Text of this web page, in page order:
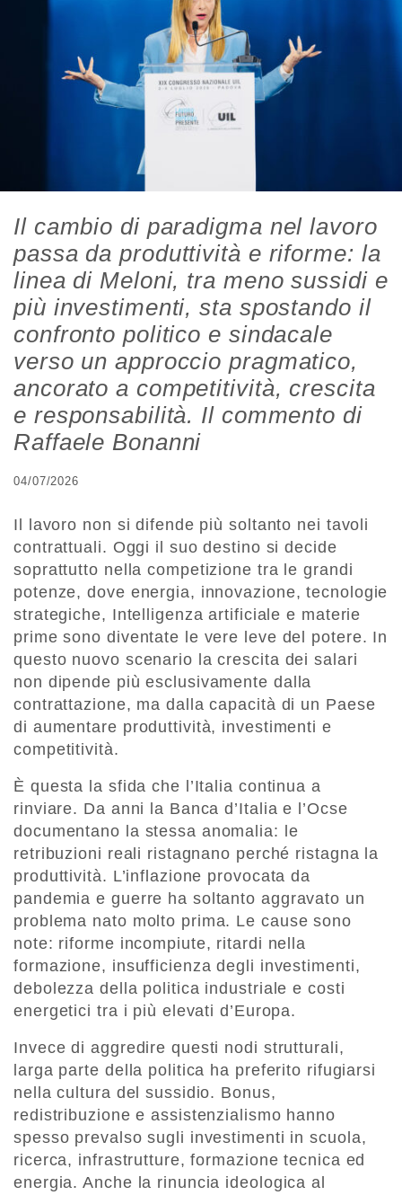
Il cambio di paradigma nel lavoro
passa da produttività e riforme: la
linea di Meloni, tra meno sussidi e
più investimenti, sta spostando il
confronto politico e sindacale
verso un approccio pragmatico,
ancorato a competitività, crescita
e responsabilità. Il commento di
Raffaele Bonanni
04/07/2026
Il lavoro non si difende più soltanto nei tavoli
contrattuali. Oggi il suo destino si decide
soprattutto nella competizione tra le grandi
potenze, dove energia, innovazione, tecnologie
strategiche, Intelligenza artificiale e materie
prime sono diventate le vere leve del potere. In
questo nuovo scenario la crescita dei salari
non dipende più esclusivamente dalla
contrattazione, ma dalla capacità di un Paese
di aumentare produttività, investimenti e
competitività.
È questa la sfida che l’Italia continua a
rinviare. Da anni la Banca d’Italia e l’Ocse
documentano la stessa anomalia: le
retribuzioni reali ristagnano perché ristagna la
produttività. L’inflazione provocata da
pandemia e guerre ha soltanto aggravato un
problema nato molto prima. Le cause sono
note: riforme incompiute, ritardi nella
formazione, insufficienza degli investimenti,
debolezza della politica industriale e costi
energetici tra i più elevati d’Europa.
Invece di aggredire questi nodi strutturali,
larga parte della politica ha preferito rifugiarsi
nella cultura del sussidio. Bonus,
redistribuzione e assistenzialismo hanno
spesso prevalso sugli investimenti in scuola,
ricerca, infrastrutture, formazione tecnica ed
energia. Anche la rinuncia ideologica al